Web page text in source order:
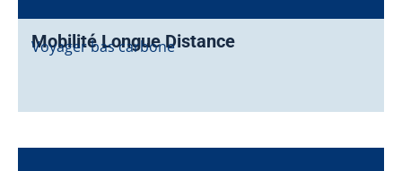
Mobilité Longue Distance
Voyager bas carbone